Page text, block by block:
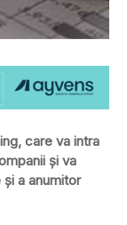
care va intra
şi va
a anumitor